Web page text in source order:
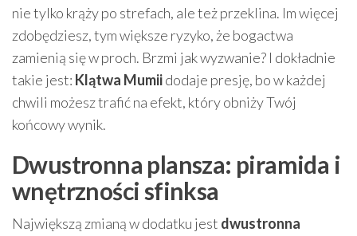
nie tylko krąży po strefach, ale też przeklina. Im więcej
zdobędziesz, tym większe ryzyko, że bogactwa
zamienią się w proch. Brzmi jak wyzwanie? I dokładnie
takie jest: Klątwa Mumiidodaje presję, bo w każdej
chwili możesz trafić na efekt, który obniży Twój
końcowy wynik.
Dwustronna plansza: piramida i
wnętrzności sfinksa
Największą zmianą w dodatku jest dwustronna